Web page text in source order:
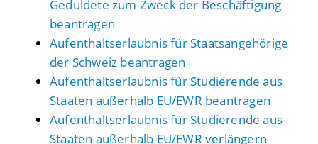
Geduldete zum Zweck der Beschäftigung
beantragen
Aufenthaltserlaubnis für Staatsangehörige
der Schweiz beantragen
Aufenthaltserlaubnis für Studierende aus
Staaten außerhalb EU/EWR beantragen
Aufenthaltserlaubnis für Studierende aus
Staaten außerhalb EU/EWR verlängern